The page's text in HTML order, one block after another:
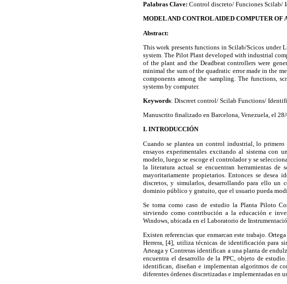
Palabras Clave: Control discreto/ Funciones Scilab/
MODEL AND CONTROL AIDED COMPUTER
Abstract:
This work presents functions in Scilab/Scicos under
system. The Pilot Plant developed with industrial
of the plant and the Deadbeat controllers were
minimal the sum of the quadratic error made in the
components among the sampling. The functions,
systems by computer.
Keywords: Discreet control/ Scilab Functions/
Manuscrito finalizado en Barcelona, Venezuela, el
I. INTRODUCCIÓN
Cuando se plantea un control industrial, lo
ensayos experimentales excitando al sistema con
modelo, luego se escoge el controlador y se
la literatura actual se encuentran herramientas de
mayoritariamente propietarios. Entonces se desea
discretos, y simularlos, desarrollando para ello
dominio público y gratuito, que el usuario pueda
Se toma como caso de estudio la Planta Piloto
sirviendo como contribución a la educación e
Windows, ubicada en el Laboratorio de
Existen referencias que enmarcan este trabajo.
Herrera, [4], utiliza técnicas de identificación para
Arteaga y Contreras identifican a una planta de
encuentra el desarrollo de la PPC, objeto de
identifican, diseñan e implementan algoritmos de
diferentes órdenes discretizadas e implementadas en